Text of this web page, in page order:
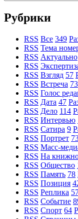
Рубрики
RSS Все 349
RSS Тема
RSS Актуально
RSS
RSS Взгляд 57
RSS Встреча 73
RSS Голос
RSS Дата 47
RSS Дело 114
RSS Интервью
RSS Сатира 9
RSS Портрет
RSS Масс-
RSS На
RSS Общество
RSS Память 78
RSS Позиция
RSS Реплика
RSS Событие
RSS Спорт 64